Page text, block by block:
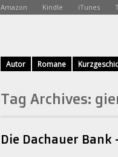
Amazon Kindle iTunes
Autor Romane
Tag Archives:
Die Dachauer